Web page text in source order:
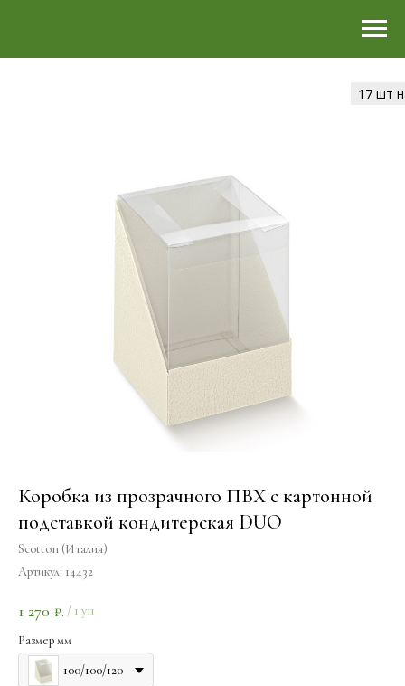
Коробка из прозрачного ПВХ с картонной
подставкой кондитерская DUO
Scotton (Италия)
Артикул: 14432
1 270 ₽. / 1 уп
Размер мм
100/100/120